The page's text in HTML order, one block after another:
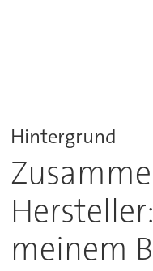
Hintergrund
meinem